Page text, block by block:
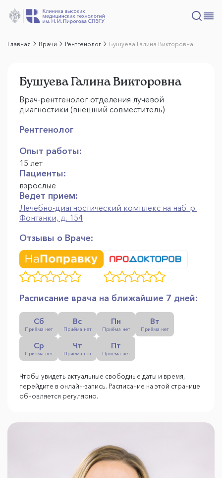
Главная Врачи Рентгенолог Бушуева Галина Викторовна
Бушуева Галина Викторовна
Врач-рентгенолог отделения лучевой
диагностики (внешний совместитель)
Рентгенолог
Опыт работы:
15 лет
Пациенты:
взрослые
Ведет прием:
Лечебно-диагностический комплекс на наб. р.
Фонтанки, д. 154
Отзывы о Враче:
Расписание врача на ближайшие 7 дней:
Сб
Приёма нет
Вс
Приёма нет
Пн
Приёма нет
Вт
Приёма нет
Ср
Приёма нет
Чт
Приёма нет
Пт
Приёма нет
Чтобы увидеть актуальные свободные даты и время,
перейдите в онлайн-запись. Расписание на этой странице
обновляется регулярно.